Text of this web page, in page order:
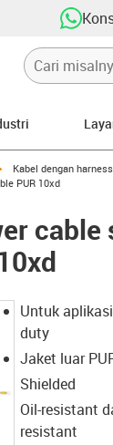
igus-icon-arrow-right
Kabel dengan harness
PUR 10xd
cable
Untuk
duty
Jaket luar
Shielded
Oil-resistant
resistant